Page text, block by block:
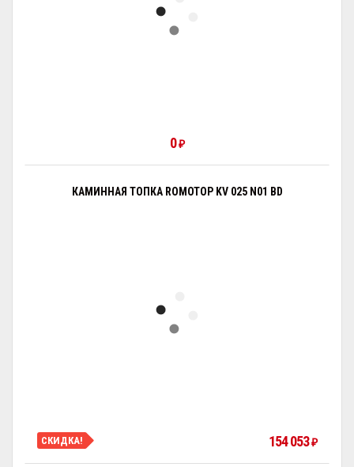
0₽
КАМИННАЯ ТОПКА ROMOTOP KV 025 N01 BD
СКИДКА! 154 053₽